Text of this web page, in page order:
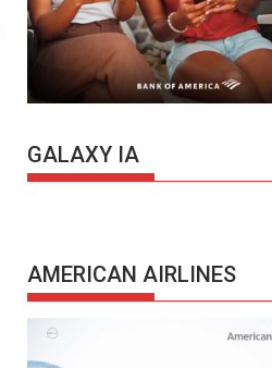
GALAXY IA
AMERICAN AIRLINES